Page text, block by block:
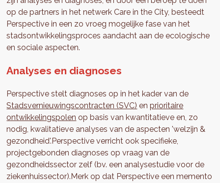
op de partners in het netwerk Care in the City, besteedt
Perspective in een zo vroeg mogelijke fase van het
stadsontwikkelingsproces aandacht aan de ecologische
en sociale aspecten.
Analyses en diagnoses
Perspective stelt diagnoses op in het kader van de
Stadsvernieuwingscontracten (SVC) enprioritaire
ontwikkelingspolen op basis van kwantitatieve en, zo
nodig, kwalitatieve analyses van de aspecten 'welzijn &
gezondheid'.Perspective verricht ook specifieke,
projectgebonden diagnoses op vraag van de
gezondheidssector zelf (bv. een analysestudie voor de
ziekenhuissector).Merk op dat Perspective een memento